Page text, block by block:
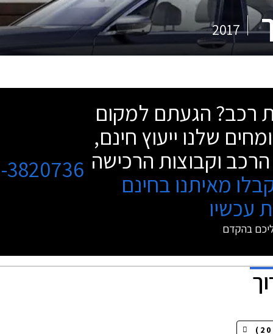
2017
רכב? הגעתם למקום
שלנו ייעוץ חינם,
וקבוצות הרכישה
מאיתנו בחינם
עכשיו
בהקדם
3820736